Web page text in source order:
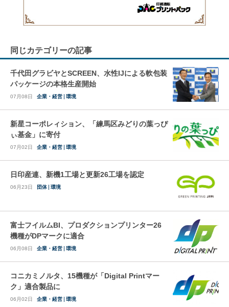
同じカテゴリーの記事
千代田グラビヤとSCREEN、水性IJによる軟包装
パッケージの本格生産開始
07月08日 企業・経営 環境
新星コーポレィション、「練馬区みどりの葉っぴ
ぃ基金」に寄付
07月02日 企業・経営 環境
日印産連、新機1工場と更新26工場を認定
06月23日 団体 環境
富士フイルムBI、プロダクションプリンター26
機種がDPマークに適合
06月08日 企業・経営 環境
コニカミノルタ、15機種が「Digital Printマー
ク」適合製品に
06月02日 企業・経営 環境